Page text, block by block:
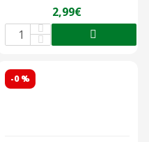
2,99€
-0 %